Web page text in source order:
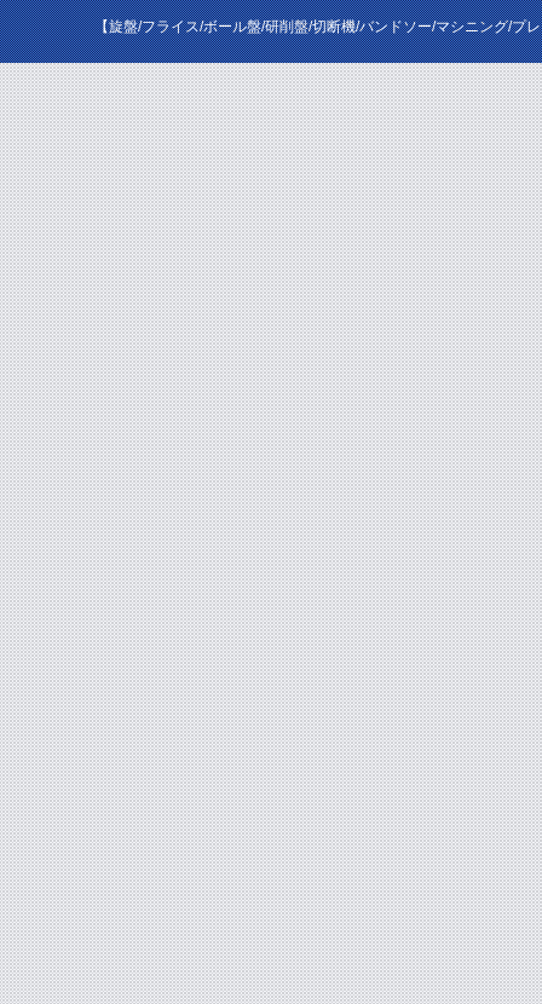
【旋盤/フライス/ボール盤/研削盤/切断機/バンドソー/マシニング/プ